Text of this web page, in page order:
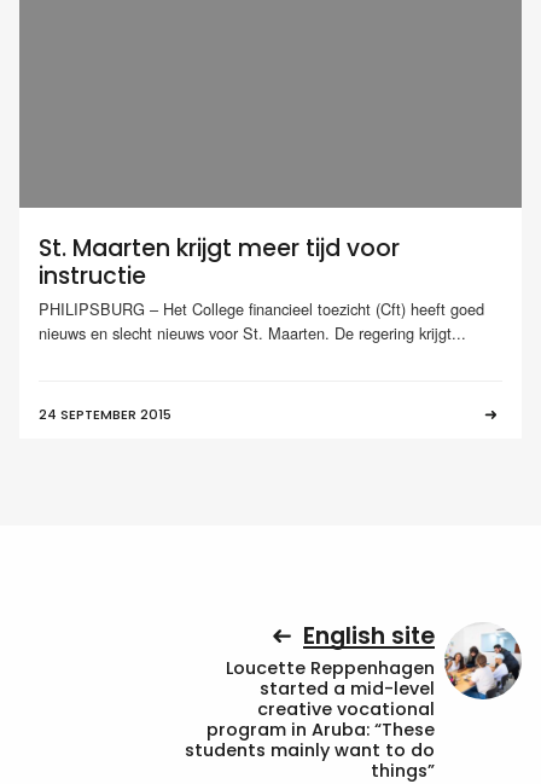
St. Maarten krijgt meer tijd voor
instructie
PHILIPSBURG – Het College financieel toezicht (Cft) heeft goed
nieuws en slecht nieuws voor St. Maarten. De regering krijgt...
24 SEPTEMBER 2015
English site
Loucette Reppenhagen
started a mid-level
creative vocational
program in Aruba: “These
students mainly want to do
things”